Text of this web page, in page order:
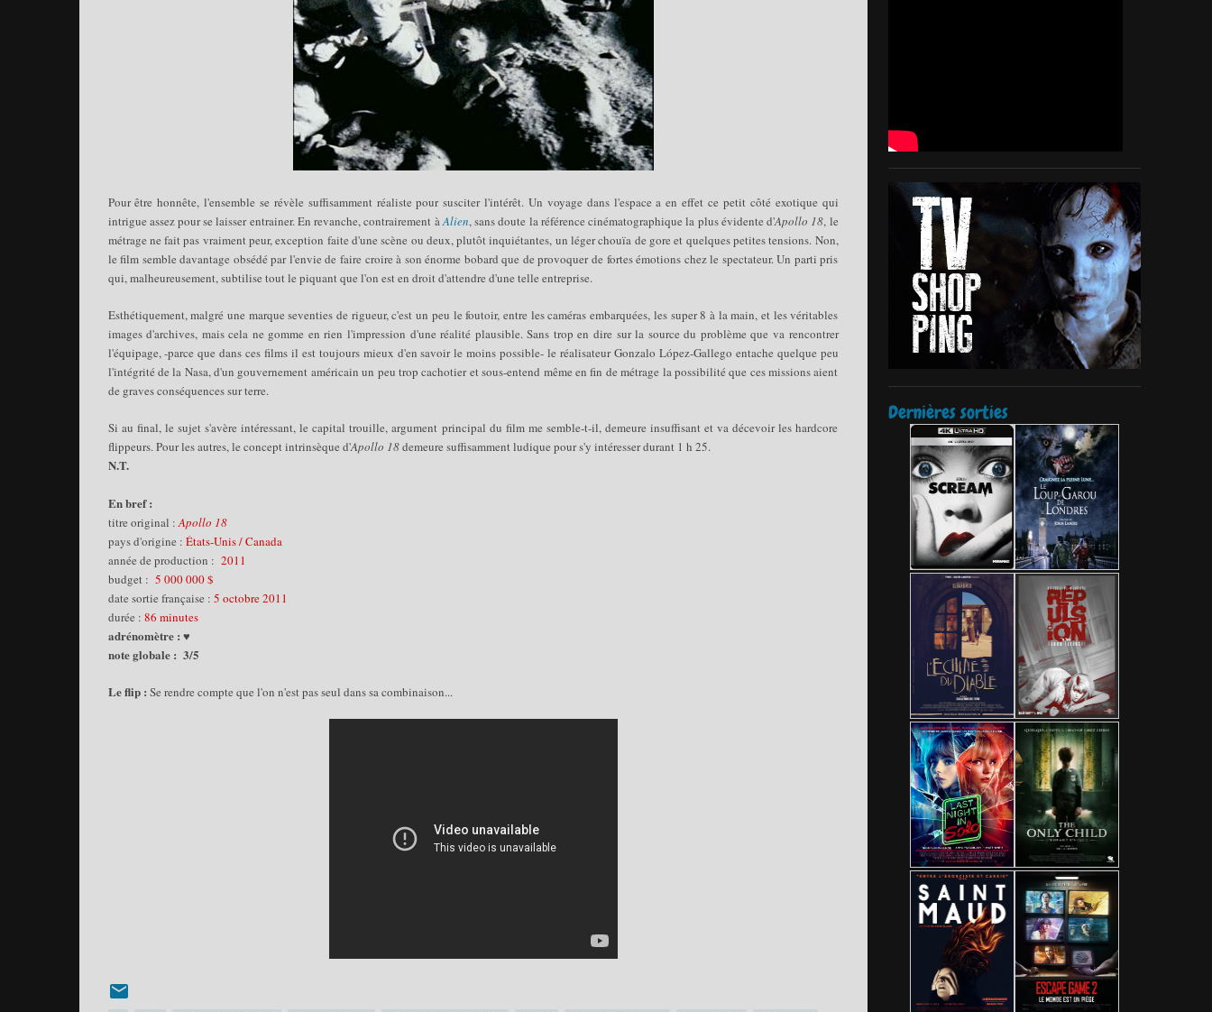
Pour être honnête, l'ensemble se révèle suffisamment réaliste pour susciter l'intérêt. Un voyage dans l'espace a en effet ce petit côté exotique qui
intrigue assez pour se laisser entrainer. En revanche, contrairement àAlien, sans doute la référence cinématographique la plus évidente d'Apollo 18, le
métrage ne fait pas vraiment peur, exception faite d'une scène ou deux, plutôt inquiétantes, un légerchouïa de gore et quelques petites tensions. Non,
le film semble davantage obsédé par l'envie de faire croire à son énorme bobard que de provoquer de fortes émotions chez le spectateur. Un parti pris
qui, malheureusement, subtilise tout le piquant que l'on est en droit d'attendre d'une telle entreprise.
Esthétiquement, malgré une marque seventies de rigueur, c'est un peu le foutoir, entre les caméras embarquées, les super 8 à la main, et les véritables
images d'archives, mais cela ne gomme en rien l'impression d'une réalité plausible. Sans trop en dire sur la source du problème que va rencontrer
l'équipage, -parce que dans ces films il est toujours mieux d'en savoir le moins possible- le réalisateur Gonzalo López-Gallego entache quelque peu
l'intégrité de la Nasa, d'un gouvernement américain un peu trop cachotier et sous-entend même en fin de métrage la possibilité que ces missions aient
de graves conséquences sur terre.
Si au final, le sujet s'avère intéressant, le capital trouille, argument principal du film me semble-t-il, demeure insuffisant et va décevoir les hardcore
flippeurs. Pour les autres, le concept intrinsèque d'Apollo 18demeure suffisamment ludique pour s'y intéresser durant 1 h 25.
N.T.
En bref :
titre original :Apollo 18
pays d'origine : États-Unis / Canada
année de production : 2011
budget : 5 000 000 $
date sortie française : 5 octobre 2011
durée : 86 minutes
adrénomètre : ♥
note globale : 3/5
Le flip : Se rendre compte que l'on n'est pas seul dans sa combinaison...
Dernières sorties